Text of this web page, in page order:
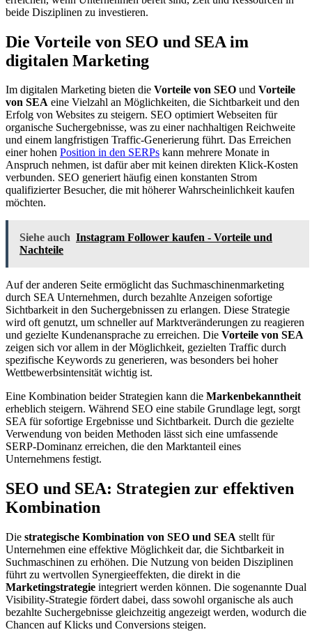
beide Disziplinen zu investieren.
Die Vorteile von SEO und SEA im
digitalen Marketing
Im digitalen Marketing bieten die Vorteile von SEO und Vorteile
von SEA eine Vielzahl an Möglichkeiten, die Sichtbarkeit und den
Erfolg von Websites zu steigern. SEO optimiert Webseiten für
organische Suchergebnisse, was zu einer nachhaltigen Reichweite
und einem langfristigen Traffic-Generierung führt. Das Erreichen
einer hohen Position in den SERPs kann mehrere Monate in
Anspruch nehmen, ist dafür aber mit keinen direkten Klick-Kosten
verbunden. SEO generiert häufig einen konstanten Strom
qualifizierter Besucher, die mit höherer Wahrscheinlichkeit kaufen
möchten.
Siehe auch Instagram Follower kaufen - Vorteile und
Nachteile
Auf der anderen Seite ermöglicht das Suchmaschinenmarketing
durch SEA Unternehmen, durch bezahlte Anzeigen sofortige
Sichtbarkeit in den Suchergebnissen zu erlangen. Diese Strategie
wird oft genutzt, um schneller auf Marktveränderungen zu reagieren
und gezielte Kundenansprache zu erreichen. Die Vorteile von SEA
zeigen sich vor allem in der Möglichkeit, gezielten Traffic durch
spezifische Keywords zu generieren, was besonders bei hoher
Wettbewerbsintensität wichtig ist.
Eine Kombination beider Strategien kann die Markenbekanntheit
erheblich steigern. Während SEO eine stabile Grundlage legt, sorgt
SEA für sofortige Ergebnisse und Sichtbarkeit. Durch die gezielte
Verwendung von beiden Methoden lässt sich eine umfassende
SERP-Dominanz erreichen, die den Marktanteil eines
Unternehmens festigt.
SEO und SEA: Strategien zur effektiven
Kombination
Die strategische Kombination von SEO und SEA stellt für
Unternehmen eine effektive Möglichkeit dar, die Sichtbarkeit in
Suchmaschinen zu erhöhen. Die Nutzung von beiden Disziplinen
führt zu wertvollen Synergieeffekten, die direkt in die
Marketingstrategie integriert werden können. Die sogenannte Dual
Visibility-Strategie fördert dabei, dass sowohl organische als auch
bezahlte Suchergebnisse gleichzeitig angezeigt werden, wodurch die
Chancen auf Klicks und Conversions steigen.